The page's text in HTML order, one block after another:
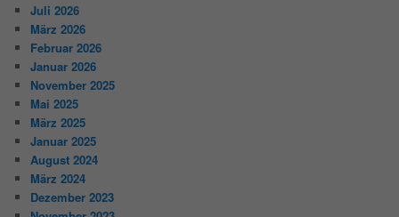
Juli 2026
März 2026
Februar 2026
Januar 2026
November 2025
Mai 2025
März 2025
Januar 2025
August 2024
März 2024
Dezember 2023